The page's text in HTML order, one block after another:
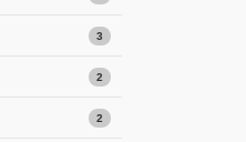
3
2
2